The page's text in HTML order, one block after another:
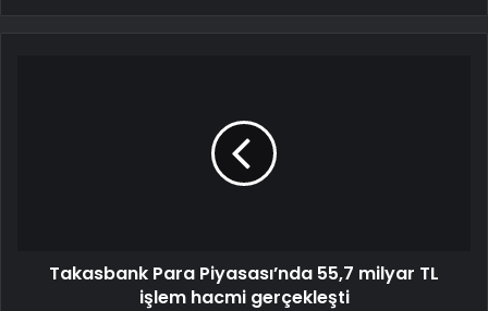
Takasbank Para Piyasası’nda 55,7 milyar TL
işlem hacmi gerçekleşti